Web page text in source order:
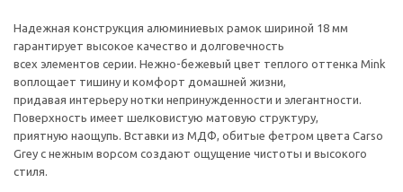
Надежная конструкция алюминиевых рамок шириной 18 мм
гарантирует высокое качество и долговечность
всех элементов серии. Нежно-бежевый цвет теплого оттенка Mink
воплощает тишину и комфорт домашней жизни,
придавая интерьеру нотки непринужденности и элегантности.
Поверхность имеет шелковистую матовую структуру,
приятную наощупь. Вставки из МДФ, обитые фетром цвета Carso
Grey с нежным ворсом создают ощущение чистоты и высокого
стиля.